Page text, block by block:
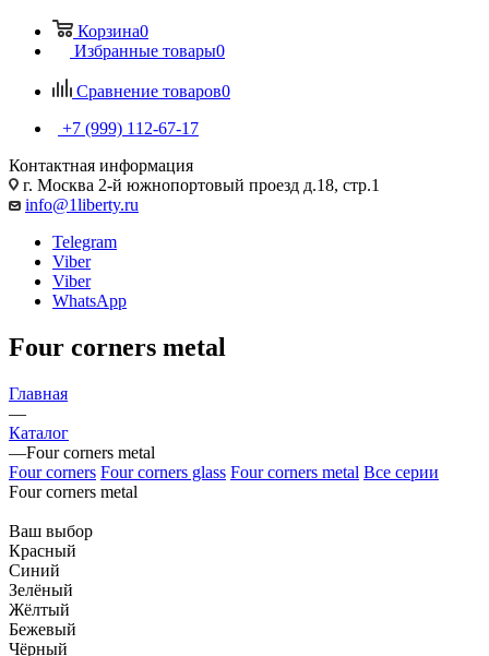
Корзина0
Избранные товары0
Сравнение товаров0
+7 (999) 112-67-17
Контактная информация
г. Москва 2-й южнопортовый проезд д.18, стр.1
info@1liberty.ru
Telegram
Viber
Viber
WhatsApp
Four corners metal
Главная
—
Каталог
—Four corners metal
Four corners Four corners glass Four corners metal Все серии
Four corners metal
Ваш выбор
Красный
Синий
Зелёный
Жёлтый
Бежевый
Чёрный